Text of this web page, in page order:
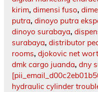
kirim, dimensi fuso,
putra, dinoyo putra
dinoyo surabaya,
surabaya, distributor
rooms, djokovic net
dmk cargo juanda, dny
hydraulic cylinder